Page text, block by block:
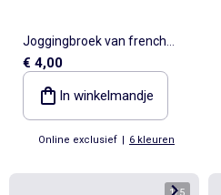
Joggingbroek van french
terry
€ 4,00
In winkelmandje
Online exclusief | 6 kleuren
1/5